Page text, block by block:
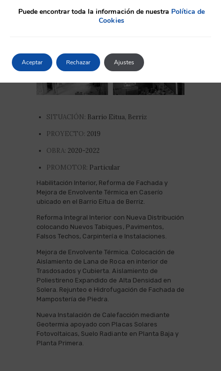
SITUACIÓN: Barrio Eitua, Berriz
PROYECTO: 2019
OBRA: 2020-2022
PROMOTOR: Particular
Habilitación Interior, Reforma de Fachada y
Mejora de Envolvente Térmica en Caserío
ubicado en el Barrio Eitua de Berriz.
Reforma Integral Interior con Nueva Distribución
colocando Nuevos Tabiques, Pavimentos,
Falsos Techos, Carpintería e Instalaciones.
Mejora de Envolvente Térmica. Colocación de
Aislamiento de Lana de Roca en interior de
Trasdosados y Cubierta. Aislamiento de
Poliestireno Expandido de Alta Densidad en
Solera. Rejunteo e Hidrofugación de Fachada de
Mampostería de Piedra.
Nueva Instalación de Calefacción mediante
Geotermia apoyado con Placas Solares
Fotovoltaicas, Suelo Radiante en Planta Baja y
Planta Primera.
Puede encontrar toda la información de nuestra Política de
Cookies
Aceptar Rechazar Ajustes